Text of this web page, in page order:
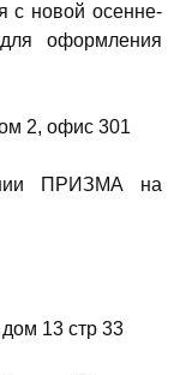
с новой осенне-
оформления
2, офис 301
ПРИЗМА на
13 стр 33